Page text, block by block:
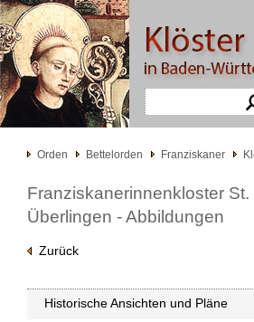
Orden Bettelorden Franziskaner
Franziskanerinnenkloster St.
Überlingen - Abbildungen
Zurück
Historische Ansichten und Pläne